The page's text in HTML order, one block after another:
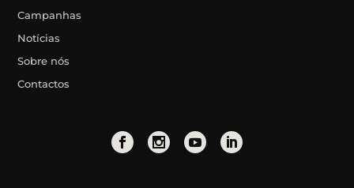
Campanhas
Notícias
Sobre nós
Contactos